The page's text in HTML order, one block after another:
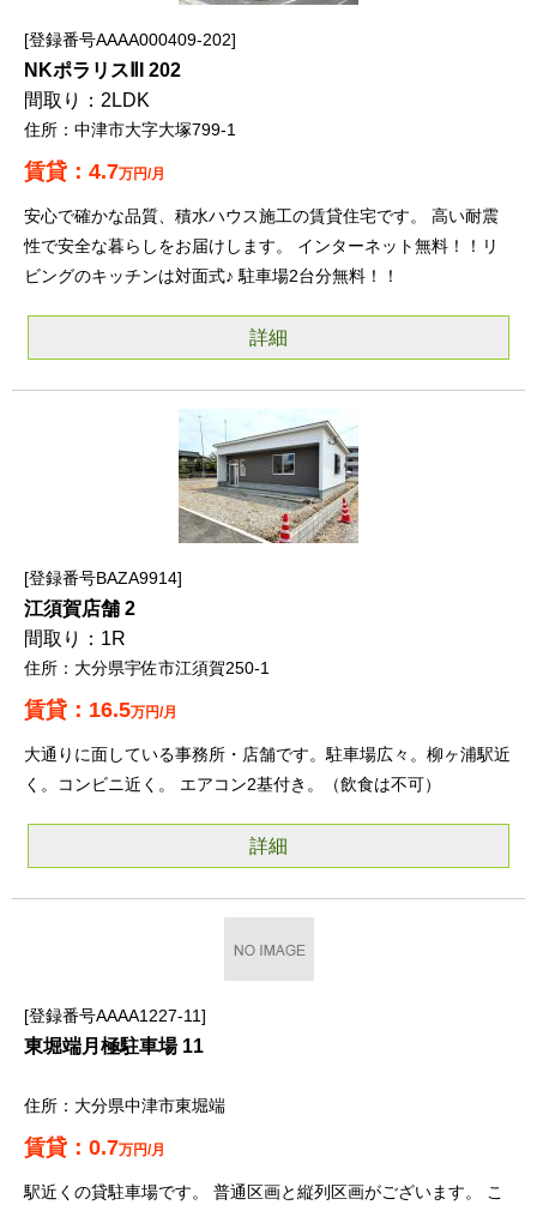
登録番号AAAA000409-202
NKポラリスⅡI 202
2LDK
中津市大字大塚799-1
4.7万円/月
安心で確かな品質、積水ハウス施工の賃貸住宅です。 高い耐震
性で安全な暮らしをお届けします。 インターネット無料！！リ
ビングのキッチンは対面式♪ 駐車場2台分無料！！
詳細
登録番号BAZA9914
江須賀店舗 2
1R
大分県宇佐市江須賀250-1
16.5万円/月
大通りに面している事務所・店舗です。駐車場広々。柳ヶ浦駅近
く。コンビニ近く。 エアコン2基付き。（飲食は不可）
詳細
登録番号AAAA1227-11
東堀端月極駐車場 11
大分県中津市東堀端
0.7万円/月
駅近くの貸駐車場です。 普通区画と縦列区画がございます。 こ